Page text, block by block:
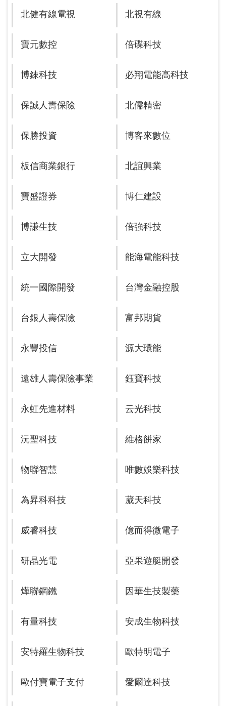
北健有線電視 北視有線
寶元數控 倍碟科技
博錸科技 必翔電能高科技
保誠人壽保險 北儒精密
保勝投資 博客來數位
板信商業銀行 北誼興業
寶盛證券 博仁建設
博謙生技 倍強科技
立大開發 能海電能科技
統一國際開發 台灣金融控股
台銀人壽保險 富邦期貨
永豐投信 源大環能
遠雄人壽保險事業 鈺寶科技
永虹先進材料 云光科技
沅聖科技 維格餅家
物聯智慧 唯數娛樂科技
為昇科科技 葳天科技
威睿科技 億而得微電子
研晶光電 亞果遊艇開發
燁聯鋼鐵 因華生技製藥
有量科技 安成生物科技
安特羅生物科技 歐特明電子
歐付寶電子支付 愛爾達科技